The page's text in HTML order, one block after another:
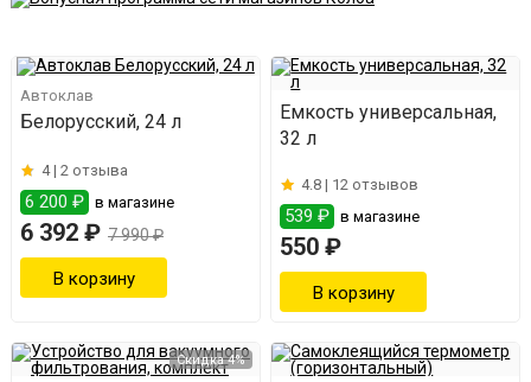
Автоклав
Белорусский, 24 л
4 | 2 отзыва
6 200 ₽ в магазине
6 392 ₽ 7 990 ₽
Емкость универсальная,
32 л
4.8 | 12 отзывов
539 ₽ в магазине
550 ₽
Скидка 4%